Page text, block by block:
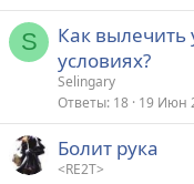
S
Как
условиях?
Selingary
Ответы 18 19 Июн
Болит рука
<RE2T>